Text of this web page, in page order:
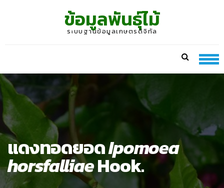
ข้อมูลพันธุ์ไม้
ระบบฐานข้อมูลเกษตรดิจิทัล
แดงทอดยอดIpomoea
horsfalliaeHook.